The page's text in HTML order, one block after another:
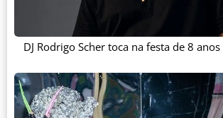
DJ Rodrigo Scher toca na festa de 8